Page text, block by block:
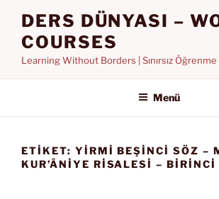
DERS DÜNYASI –
COURSES
Learning Without Borders | Sınırsız Öğrenme
Menü
ETIKET: YIRMI BEŞINCI SÖZ –
KUR’ÂNIYE RISALESI – BIRINCI